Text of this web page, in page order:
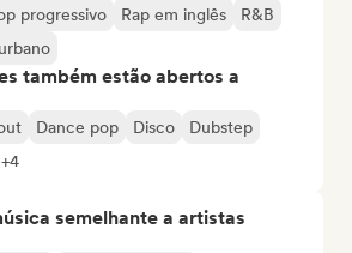
progressivo Rap em inglês
R&B
também estão abertos a
Dance pop Disco
Dubstep
semelhante a artistas